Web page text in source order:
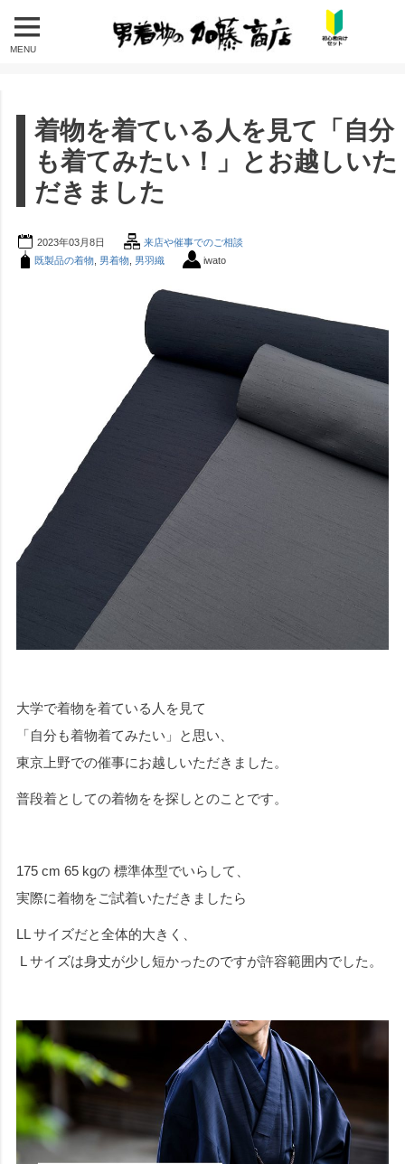
MENU
着物を着ている人を見て「自分
も着てみたい！」とお越しいた
だきました
2023年03月8日
来店や催事でのご相談
既製品の着物, 男着物, 男羽織 iwato
大学で着物を着ている人を見て
「自分も着物着てみたい」と思い、
東京上野での催事にお越しいただきました。
普段着としての着物をを探しとのことです。
175 cm 65 kgの 標準体型でいらして、
実際に着物をご試着いただきましたら
LL サイズだと全体的大きく、
L サイズは身丈が少し短かったのですが許容範囲内でした。